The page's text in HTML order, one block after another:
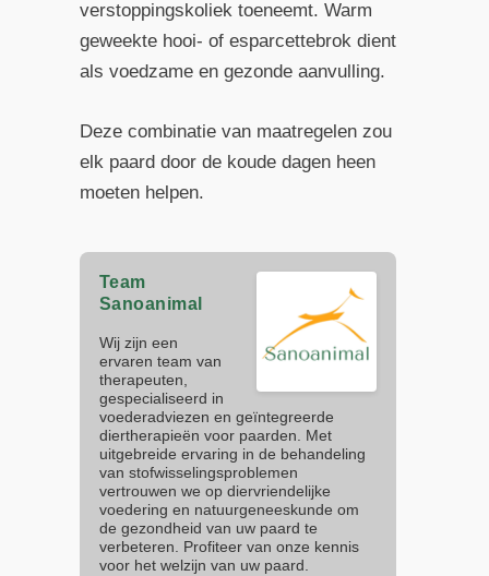
verstoppingskoliek toeneemt. Warm
geweekte hooi- of esparcettebrok dient
als voedzame en gezonde aanvulling.
Deze combinatie van maatregelen zou
elk paard door de koude dagen heen
moeten helpen.
Team
Sanoanimal
Wij zijn een
ervaren team van
therapeuten,
gespecialiseerd in
voederadviezen en geïntegreerde
diertherapieën voor paarden. Met
uitgebreide ervaring in de behandeling
van stofwisselingsproblemen
vertrouwen we op diervriendelijke
voedering en natuurgeneeskunde om
de gezondheid van uw paard te
verbeteren. Profiteer van onze kennis
voor het welzijn van uw paard.